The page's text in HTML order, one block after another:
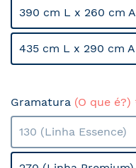
390 cm L x 260 cm A
435 cm L x 290 cm A
Gramatura (O que é?)
130 (Linha Essence)